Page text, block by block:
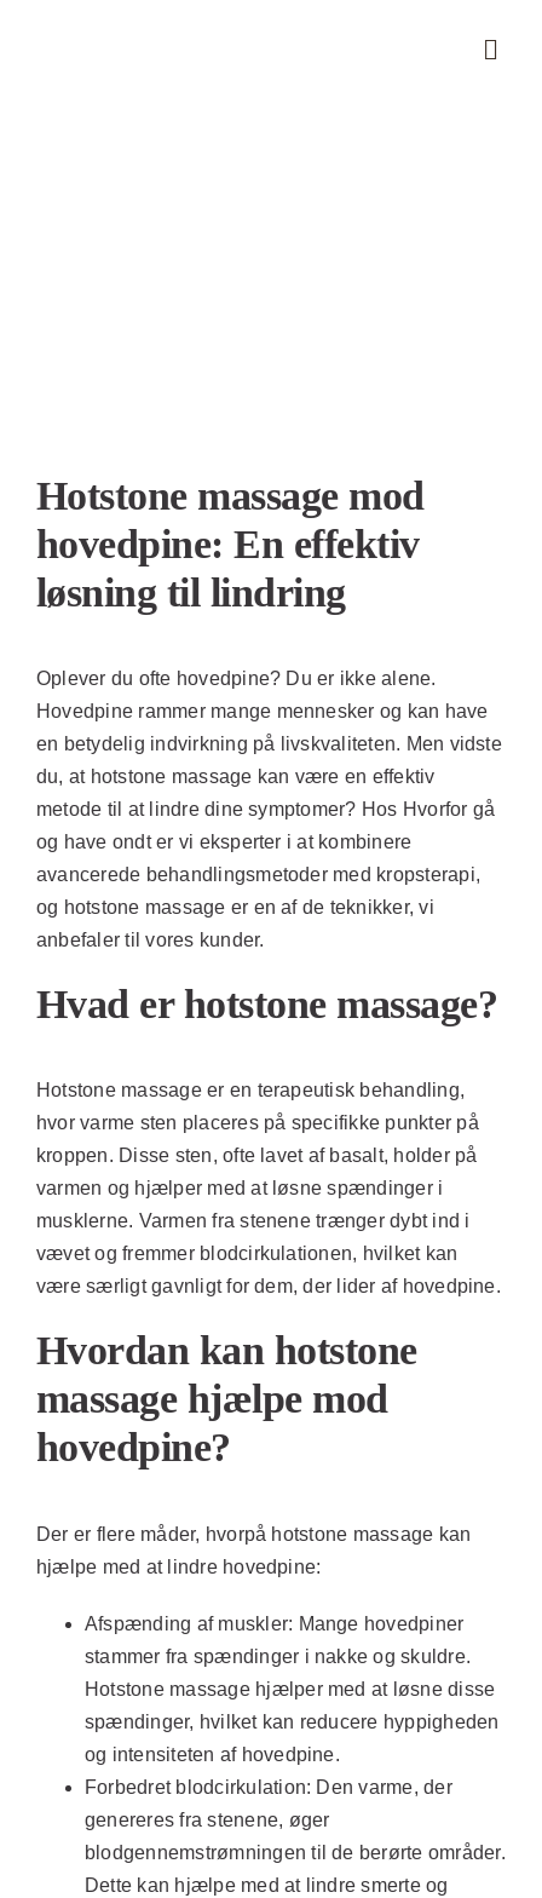
Hotstone massage mod
hovedpine: En effektiv
løsning til lindring
Oplever du ofte hovedpine? Du er ikke alene.
Hovedpine rammer mange mennesker og kan have
en betydelig indvirkning på livskvaliteten. Men vidste
du, at hotstone massage kan være en effektiv
metode til at lindre dine symptomer? Hos Hvorfor gå
og have ondt er vi eksperter i at kombinere
avancerede behandlingsmetoder med kropsterapi,
og hotstone massage er en af de teknikker, vi
anbefaler til vores kunder.
Hvad er hotstone massage?
Hotstone massage er en terapeutisk behandling,
hvor varme sten placeres på specifikke punkter på
kroppen. Disse sten, ofte lavet af basalt, holder på
varmen og hjælper med at løsne spændinger i
musklerne. Varmen fra stenene trænger dybt ind i
vævet og fremmer blodcirkulationen, hvilket kan
være særligt gavnligt for dem, der lider af hovedpine.
Hvordan kan hotstone
massage hjælpe mod
hovedpine?
Der er flere måder, hvorpå hotstone massage kan
hjælpe med at lindre hovedpine:
Afspænding af muskler: Mange hovedpiner
stammer fra spændinger i nakke og skuldre.
Hotstone massage hjælper med at løsne disse
spændinger, hvilket kan reducere hyppigheden
og intensiteten af hovedpine.
Forbedret blodcirkulation: Den varme, der
genereres fra stenene, øger
blodgennemstrømningen til de berørte områder.
Dette kan hjælpe med at lindre smerte og